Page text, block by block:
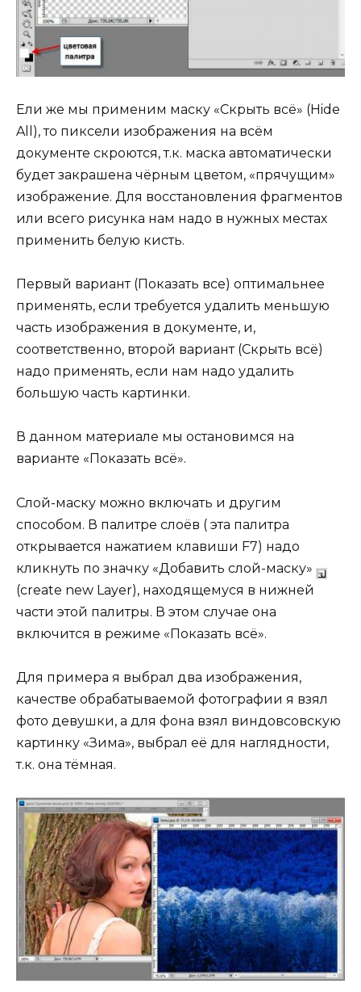
Ели же мы применим маску «Скрыть всё» (Hide
All), то пиксели изображения на всём
документе скроются, т.к. маска автоматически
будет закрашена чёрным цветом, «прячущим»
изображение. Для восстановления фрагментов
или всего рисунка нам надо в нужных местах
применить белую кисть.
Первый вариант (Показать все) оптимальнее
применять, если требуется удалить меньшую
часть изображения в документе, и,
соответственно, второй вариант (Скрыть всё)
надо применять, если нам надо удалить
большую часть картинки.
В данном материале мы остановимся на
варианте «Показать всё».
Слой-маску можно включать и другим
способом. В палитре слоёв ( эта палитра
открывается нажатием клавиши F7) надо
кликнуть по значку «Добавить слой-маску»
(create new Layer), находящемуся в нижней
части этой палитры. В этом случае она
включится в режиме «Показать всё».
Для примера я выбрал два изображения,
качестве обрабатываемой фотографии я взял
фото девушки, а для фона взял виндовсовскую
картинку «Зима», выбрал её для наглядности,
т.к. она тёмная.